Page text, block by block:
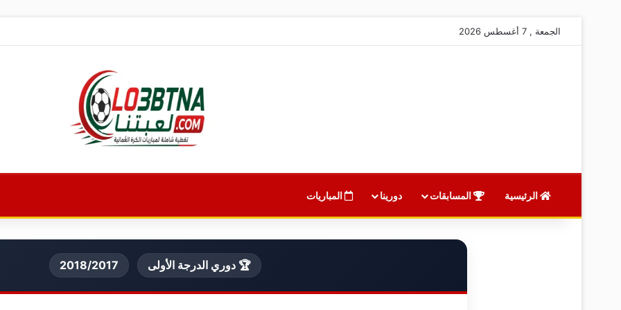
الجمعة , 7 أغسطس 2026
الرئيسية المسابقات دورينا المباريات
🏆 دوري الدرجة الأولى 2018/2017